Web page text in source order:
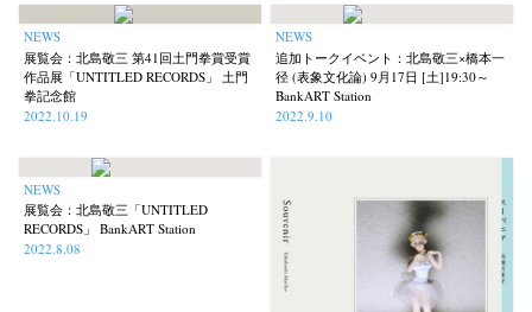
NEWS
展覧会：北島敬三 第41回土門拳賞受賞
作品展「UNTITLED RECORDS」 土門
拳記念館
2022.10.19
NEWS
追加トークイベント：北島敬三×橋本一
径 (表象文化論) 9月17日 [土]19:30～
BankART Station
2022.9.10
NEWS
展覧会：北島敬三「UNTITLED
RECORDS」 BankART Station
2022.8.08